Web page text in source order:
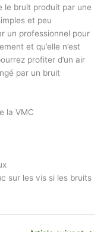
le bruit produit par une
et peu
un professionnel pour
et qu’elle n’est
profiter d’un air
par un bruit
la VMC
sur les vis si les bruits